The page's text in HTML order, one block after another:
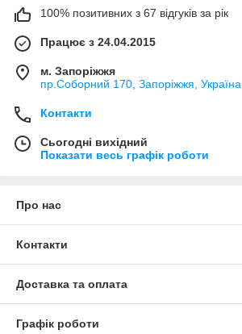
100% позитивних з 67 відгуків за рік
Працює з 24.04.2015
м. Запоріжжя
пр.Соборний 170, Запоріжжя, Україна
Контакти
Сьогодні вихідний
Показати весь графік роботи
Про нас
Контакти
Доставка та оплата
Графік роботи